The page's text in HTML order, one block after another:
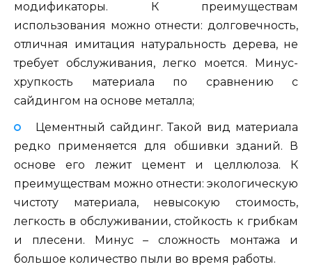
модификаторы. К преимуществам
использования можно отнести: долговечность,
отличная имитация натуральность дерева, не
требует обслуживания, легко моется. Минус-
хрупкость материала по сравнению с
сайдингом на основе металла;
Цементный сайдинг. Такой вид материала
редко применяется для обшивки зданий. В
основе его лежит цемент и целлюлоза. К
преимуществам можно отнести: экологическую
чистоту материала, невысокую стоимость,
легкость в обслуживании, стойкость к грибкам
и плесени. Минус – сложность монтажа и
большое количество пыли во время работы.